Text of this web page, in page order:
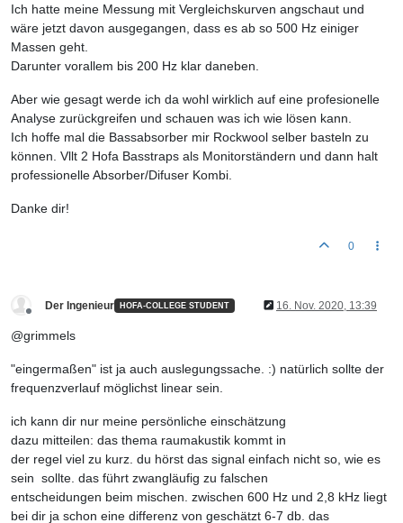
Ich hatte meine Messung mit Vergleichskurven angschaut und
wäre jetzt davon ausgegangen, dass es ab so 500 Hz einiger
Massen geht.
Darunter vorallem bis 200 Hz klar daneben.
Aber wie gesagt werde ich da wohl wirklich auf eine profesionelle
Analyse zurückgreifen und schauen was ich wie lösen kann.
Ich hoffe mal die Bassabsorber mir Rockwool selber basteln zu
können. Vllt 2 Hofa Basstraps als Monitorständern und dann halt
professionelle Absorber/Difuser Kombi.
Danke dir!
0
Offline
Der Ingenieur HOFA-COLLEGE STUDENT 16. Nov. 2020, 13:39
@grimmels
"eingermaßen" ist ja auch auslegungssache. :) natürlich sollte der
frequenzverlauf möglichst linear sein.
ich kann dir nur meine persönliche einschätzung
dazu mitteilen: das thema raumakustik kommt in
der regel viel zu kurz. du hörst das signal einfach nicht so, wie es
sein sollte. das führt zwangläufig zu falschen
entscheidungen beim mischen. zwischen 600 Hz und 2,8 kHz liegt
bei dir ja schon eine differenz von geschätzt 6-7 db. das